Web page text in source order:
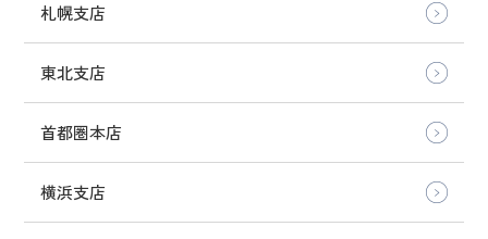
札幌支店
東北支店
首都圏本店
横浜支店